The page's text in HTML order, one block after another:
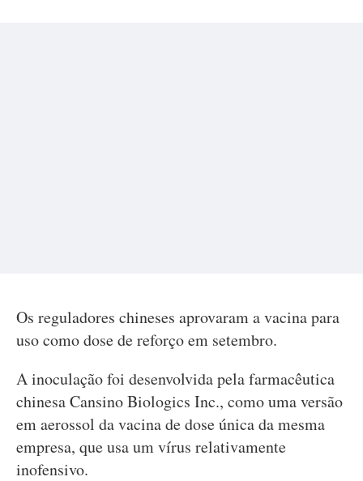
Os reguladores chineses aprovaram a vacina para
uso como dose de reforço em setembro.
A inoculação foi desenvolvida pela farmacêutica
chinesa Cansino Biologics Inc., como uma versão
em aerossol da vacina de dose única da mesma
empresa, que usa um vírus relativamente
inofensivo.